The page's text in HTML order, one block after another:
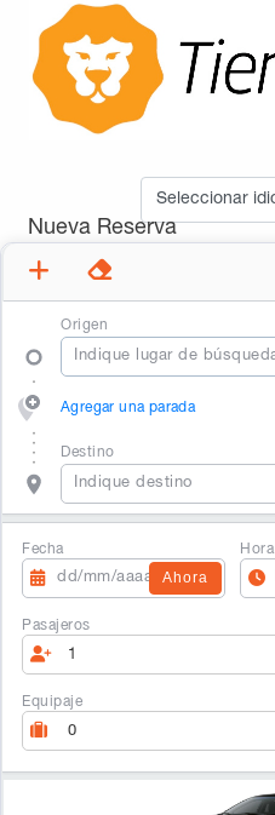
Nueva Reserva
Origen
Agregar una parada
Destino
Fecha
Ahora
Hora
Pasajeros
1
Equipaje
0